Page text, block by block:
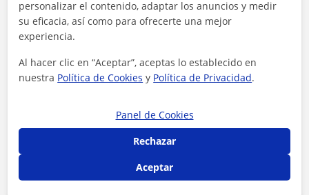
personalizar el contenido, adaptar los anuncios y medir
su eficacia, así como para ofrecerte una mejor
experiencia.
Al hacer clic en “Aceptar”, aceptas lo establecido en
nuestra Política de Cookies y Política de Privacidad.
Panel de Cookies
Rechazar
Aceptar